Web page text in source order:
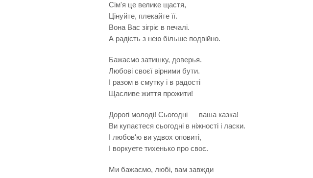
Сім'я це велике щастя,
Цінуйте, плекайте її.
Вона Вас зігріє в печалі.
А радість з нею більше подвійно.
Бажаємо затишку, доверья.
Любові своєї вірними бути.
І разом в смутку і в радості
Щасливе життя прожити!
Дорогі молоді! Сьогодні — ваша казка!
Ви купаєтеся сьогодні в ніжності і ласки.
І любов'ю ви удвох оповиті,
І воркуете тихенько про своє.
Ми бажаємо, любі, вам завжди